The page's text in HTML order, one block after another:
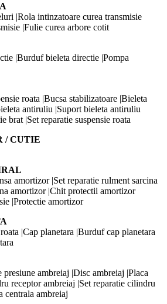
|Rola intinzatoare curea transmisie
|Fulie curea arbore cotit
|Burduf bieleta directie |Pompa
roata |Bucsa stabilizatoare |Bieleta
antiruliu |Suport bieleta antiruliu
brat |Set reparatie suspensie roata
/ CUTIE
amortizor |Set reparatie rulment sarcina
amortizor |Chit protectii amortizor
|Protectie amortizor
|Cap planetara |Burduf cap planetara
presiune ambreiaj |Disc ambreiaj |Placa
receptor ambreiaj |Set reparatie cilindru
centrala ambreiaj